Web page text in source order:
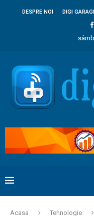
DESPRE NOI DIGI
Acasa Tehnologie